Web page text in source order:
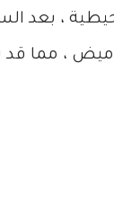
، بعد
، مما